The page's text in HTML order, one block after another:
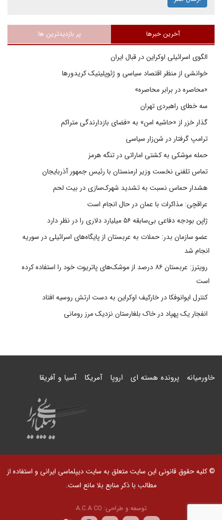
آخرین خبرها پر بازدیدترین ها
الگوی اسرائیلی اوکراین در قبال ایران
خوانشی از منظر اقتصاد سیاسی و ژئوپلیتیک کریدورها
«محاصره در برابر محاصره»
سه خطای راهبردی تهران
گذار خزر از «حاشیه امن» به «فضای بازدارندگی متراکم
ترامپ گرفتار در شن‌زار سیاسی
حمله موشکی به کشتی اماراتی در تنگه هرمز
تماس تلفنی نخست وزیر ارمنستان با رئیس جمهور آذربایجان
هشدار حماس نسبت به تشدید شهرک‌سازی در بیت‌ لحم
عراقچی: مذاکرات با عمان در حال انجام است
ژاپن بودجه دفاعی بی‌سابقه ۵۶ میلیارد دلاری را در نظر دارد
عضو سازمان بدر: حملات به عربستان از پایگاه‌های اسرائیلی در سوریه
انجام شد
رویترز: عربستان ۸۶ درصد از موشک‌های پاتریوت خود را استفاده کرده
است
کنترل ایوانوفکا در خارکیف اوکراین به دست ارتش روسیه افتاد
انفجار یک پهپاد در خاک بلغارستان نزدیک مرز رومانی
خاورمیانه پرونده هسته ای اروپا آمریکا آسیا و آفریقا
© کلیه حقوق قانونی این سایت متعلق به سایت دیپلماسی ایرانی و استفاده از
مطالب با ذکر منابع بلا مانع است.
توسعه و طراحی: A.C.A CO